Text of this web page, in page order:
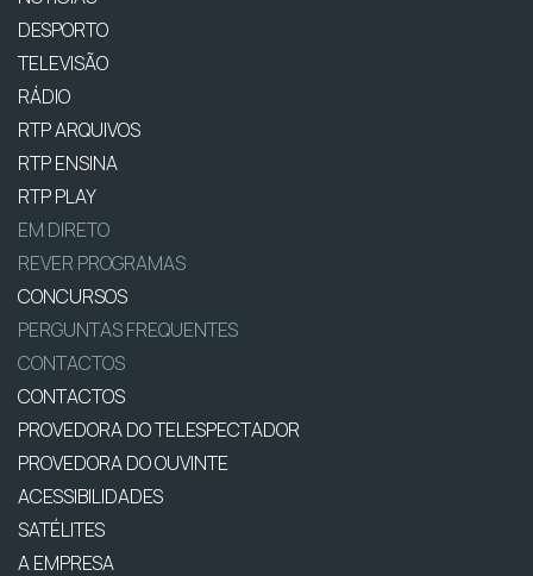
DESPORTO
TELEVISÃO
RÁDIO
RTP ARQUIVOS
RTP ENSINA
RTP PLAY
EM DIRETO
REVER PROGRAMAS
CONCURSOS
PERGUNTAS FREQUENTES
CONTACTOS
CONTACTOS
PROVEDORA DO TELESPECTADOR
PROVEDORA DO OUVINTE
ACESSIBILIDADES
SATÉLITES
A EMPRESA